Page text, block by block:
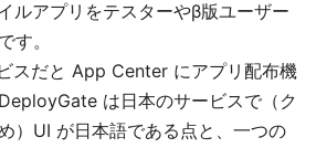
ルアプリをテスターやβ版ユーザー
す。
スだと App Center にアプリ配布機
は日本のサービスで（ク
）UI が日本語である点と、一つの